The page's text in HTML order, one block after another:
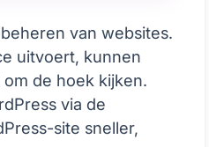
van websites.
uitvoert, kunnen
om de hoek kijken.
via de
site sneller,